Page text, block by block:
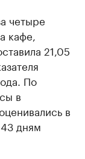
четыре
кафе,
21,05
По
в
в
дням